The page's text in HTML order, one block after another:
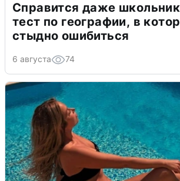
Справится даже
тест по географии, в
стыдно ошибиться
6 августа 74